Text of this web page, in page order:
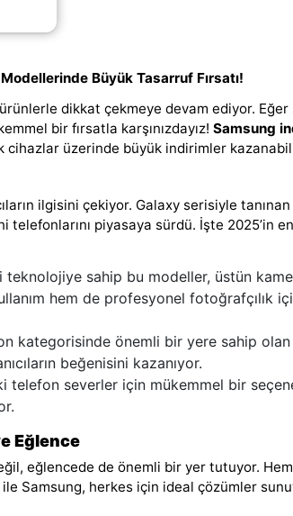
Büyük Tasarruf Fırsatı!
dikkat çekmeye devam ediyor. Eğer
bir fırsatla karşınızdayız! Samsung
üzerinde büyük indirimler
ilgisini çekiyor. Galaxy serisiyle
telefonlarını piyasaya sürdü. İşte 2025’in
teknolojiye sahip bu modeller, üstün
hem de profesyonel fotoğrafçılık
kategorisinde önemli bir yere sahip
beğenisini kazanıyor.
telefon severler için mükemmel bir
Eğlence
eğlencede de önemli bir yer tutuyor. Hem
Samsung, herkes için ideal çözümler